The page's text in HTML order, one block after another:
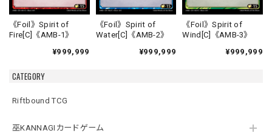
CATEGORY
Riftbound TCG
巫KANNAGIカードゲーム
《Foil》Spirit of
Fire[C]《AMB-1》
¥999,999
《Foil》Spirit of
Water[C]《AMB-2》
¥999,999
《Foil》Spirit of
Wind[C]《AMB-3》
¥999,999